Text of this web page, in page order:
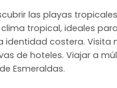
las playas
tropical, ideales
identidad costera.
de hoteles. Viajar a
Esmeraldas.